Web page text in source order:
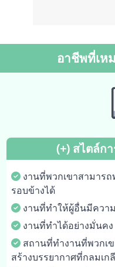
อาชีพที่เห
(+) สไตล์ก
งานที่พวกเขาสามาร
รอบข้างได้
งานที่ทำให้ผู้อื่นมีควา
งานที่ทำได้อย่างมั่นคง
สถานที่ทำงานที่พวกเ
สร้างบรรยากาศที่กลมเก